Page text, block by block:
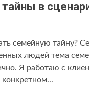
в
семейную тайну?
людей тема
Я работаю с